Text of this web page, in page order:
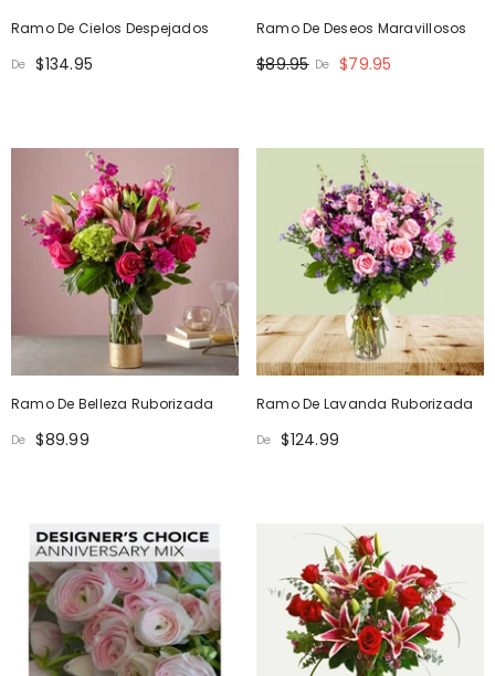
Ramo De Cielos Despejados
De $134.95
Ramo De Deseos Maravillosos
$89.95 De $79.95
Ramo De Belleza Ruborizada
De $89.99
Ramo De Lavanda Ruborizada
De $124.99